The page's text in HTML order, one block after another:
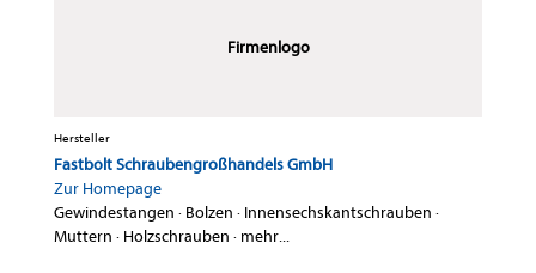
Firmenlogo
Hersteller
Fastbolt Schraubengroßhandels GmbH
Zur Homepage
Gewindestangen · Bolzen · Innensechskantschrauben ·
Muttern · Holzschrauben · mehr...